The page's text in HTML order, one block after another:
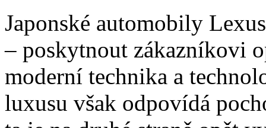
Japonské automobily
– poskytnout zákazníkovi
moderní technika a
luxusu však odpovídá